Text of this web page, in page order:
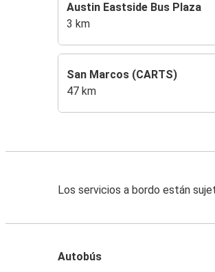
Austin Eastside Bus Plaza
3 km
San Marcos (CARTS)
47 km
Los servicios a bordo están
Autobús